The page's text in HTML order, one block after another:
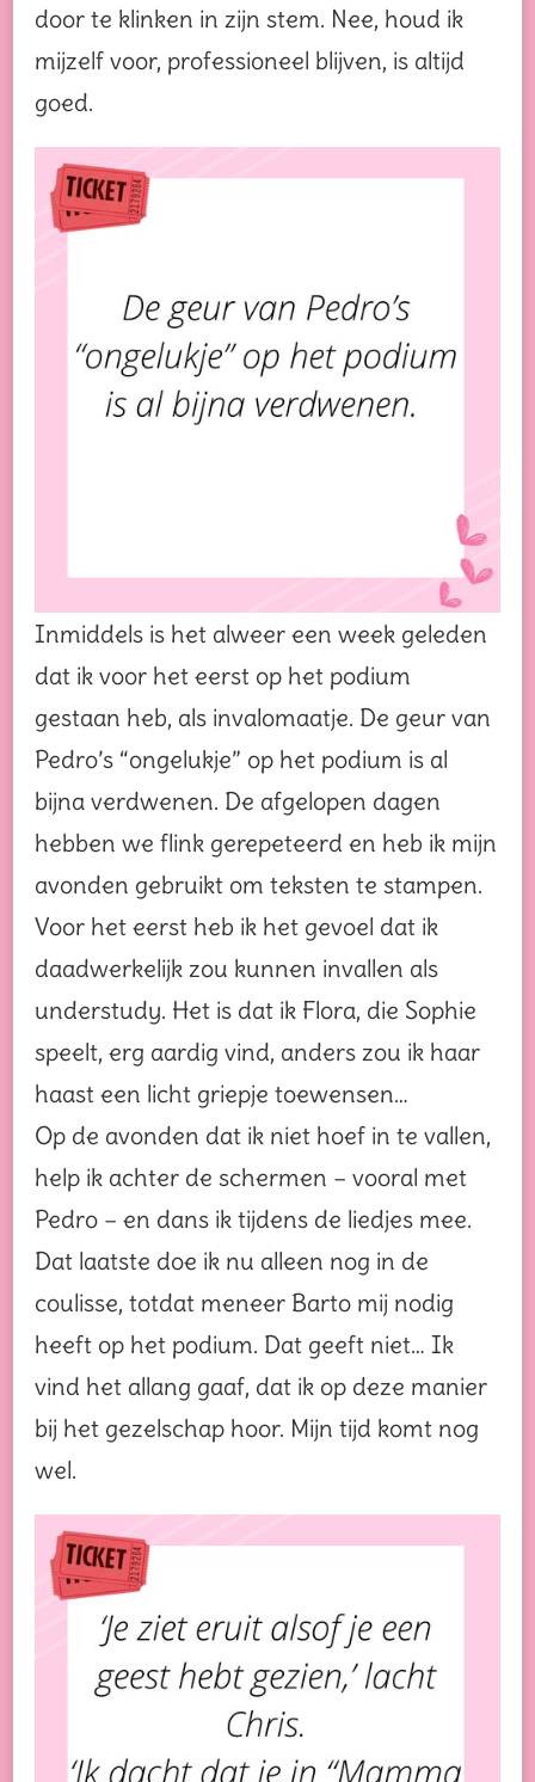
door te klinken in zijn stem. Nee, houd ik
mijzelf voor, professioneel blijven, is altijd
goed.
Inmiddels is het alweer een week geleden
dat ik voor het eerst op het podium
gestaan heb, als invalomaatje. De geur van
Pedro’s “ongelukje” op het podium is al
bijna verdwenen. De afgelopen dagen
hebben we flink gerepeteerd en heb ik mijn
avonden gebruikt om teksten te stampen.
Voor het eerst heb ik het gevoel dat ik
daadwerkelijk zou kunnen invallen als
understudy. Het is dat ik Flora, die Sophie
speelt, erg aardig vind, anders zou ik haar
haast een licht griepje toewensen…
Op de avonden dat ik niet hoef in te vallen,
help ik achter de schermen – vooral met
Pedro – en dans ik tijdens de liedjes mee.
Dat laatste doe ik nu alleen nog in de
coulisse, totdat meneer Barto mij nodig
heeft op het podium. Dat geeft niet… Ik
vind het allang gaaf, dat ik op deze manier
bij het gezelschap hoor. Mijn tijd komt nog
wel.